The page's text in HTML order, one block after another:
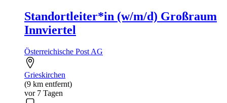
Standortleiter*in (w/m/d) Großraum
Innviertel
Österreichische Post AG
Grieskirchen
(9 km entfernt)
vor 7 Tagen